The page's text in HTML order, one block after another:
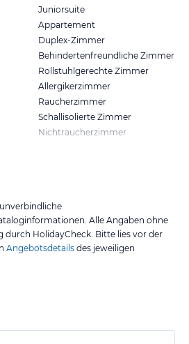
Juniorsuite
Appartement
Duplex-Zimmer
Behindertenfreundliche Zimmer
Rollstuhlgerechte Zimmer
Allergikerzimmer
Raucherzimmer
Schallisolierte Zimmer
Nichtraucherzimmer
Alle Angaben ohne
durch HolidayCheck. Bitte lies vor der
Angebotsdetails des jeweiligen